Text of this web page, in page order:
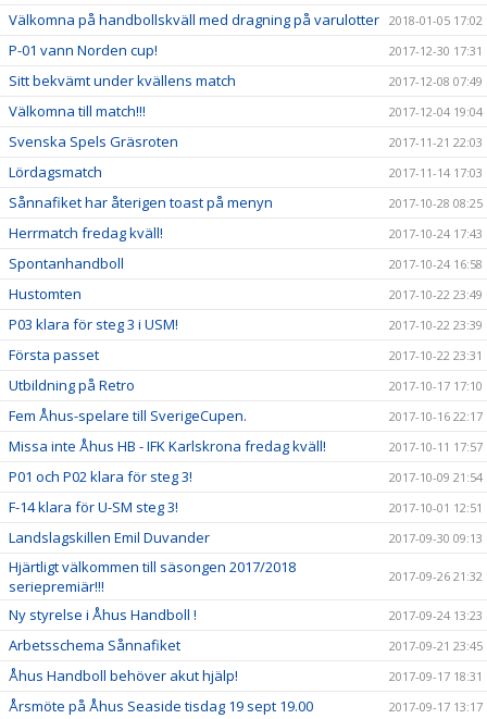
Välkomna på handbollskväll med dragning på varulotter 2018-01-05 17:02
P-01 vann Norden cup! 2017-12-30 17:31
Sitt bekvämt under kvällens match 2017-12-08 07:49
Välkomna till match!!! 2017-12-04 19:04
Svenska Spels Gräsroten 2017-11-21 22:03
Lördagsmatch 2017-11-14 17:03
Sånnafiket har återigen toast på menyn 2017-10-28 08:25
Herrmatch fredag kväll! 2017-10-24 17:43
Spontanhandboll 2017-10-24 16:58
Hustomten 2017-10-22 23:49
P03 klara för steg 3 i USM! 2017-10-22 23:39
Första passet 2017-10-22 23:31
Utbildning på Retro 2017-10-17 17:10
Fem Åhus-spelare till SverigeCupen. 2017-10-16 22:17
Missa inte Åhus HB - IFK Karlskrona fredag kväll! 2017-10-11 17:57
P01 och P02 klara för steg 3! 2017-10-09 21:54
F-14 klara för U-SM steg 3! 2017-10-01 12:51
Landslagskillen Emil Duvander 2017-09-30 09:13
Hjärtligt välkommen till säsongen 2017/2018
seriepremiär!!!
2017-09-26 21:32
Ny styrelse i Åhus Handboll ! 2017-09-24 13:23
Arbetsschema Sånnafiket 2017-09-21 23:45
Åhus Handboll behöver akut hjälp! 2017-09-17 18:31
Årsmöte på Åhus Seaside tisdag 19 sept 19.00 2017-09-17 13:17